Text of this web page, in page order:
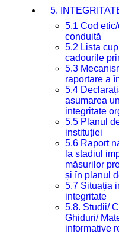
5.
5.1 Cod
conduită
5.2 Lista
cadourile
5.3
raportare a
5.4
asumarea
integritate
5.5 Planul
instituției
5.6 Raport
la stadiul
măsurilor
și în planul
5.7 Situația
integritate
5.8. Studii/
Ghiduri/
informative